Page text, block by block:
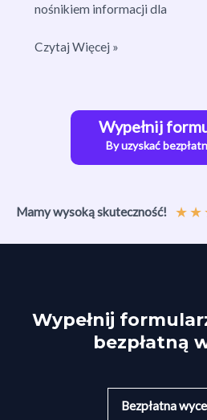
nośnikiem informacji dla
Anchor
Efektywnego
Pozycjonowania
Czytaj Więcej »
Wypełnij
By uzyskać
Mamy wysoką skuteczność! ★★
Wypełnij
bezpłatną
Bezpłatna